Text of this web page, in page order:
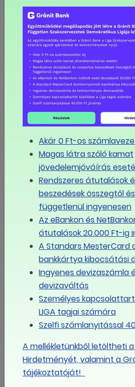
Boldog karácsonyt!
"A minimálbér referenciapont"
A szakszervezetek és a Fővárosi
Önkormányzat megállapodott a
Liga Szakszervezetek a
bérmegállapodásról: ebben a
helyzetben ezzel az emeléssel
elégedettek lehetnek a felek
Lényegében megszületett a
megállapodás a minimálbérről
garantált bérminimumról
Tisztújító LIGA Tanács
Meglepőt húzott a kormány,
nyitott a 2026-os minimálbér
Akár 0 Ft-os
Magas látra szóló kamat
jövedelemjóváírás
Rendszeres átutalások
beszedések összegtől
függetlenül ingyenesen
Az eBankon és
átutalások 20.000 Ft-ig
A Standars
bankkártya kibocsátási
Ingyenes devizaszámla
devizaváltás
Személyes
LIGA tagjai számára
Szelfi számlanyitással
A mellékletünkből letöltheti
Hirdetményét, valamint a
tájékoztatóját!